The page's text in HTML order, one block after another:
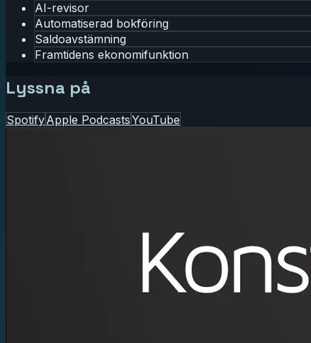
AI-revisor
Automatiserad bokföring
Saldoavstämning
Framtidens ekonomifunktion
Lyssna på
SpotifyApple PodcastsYouTube